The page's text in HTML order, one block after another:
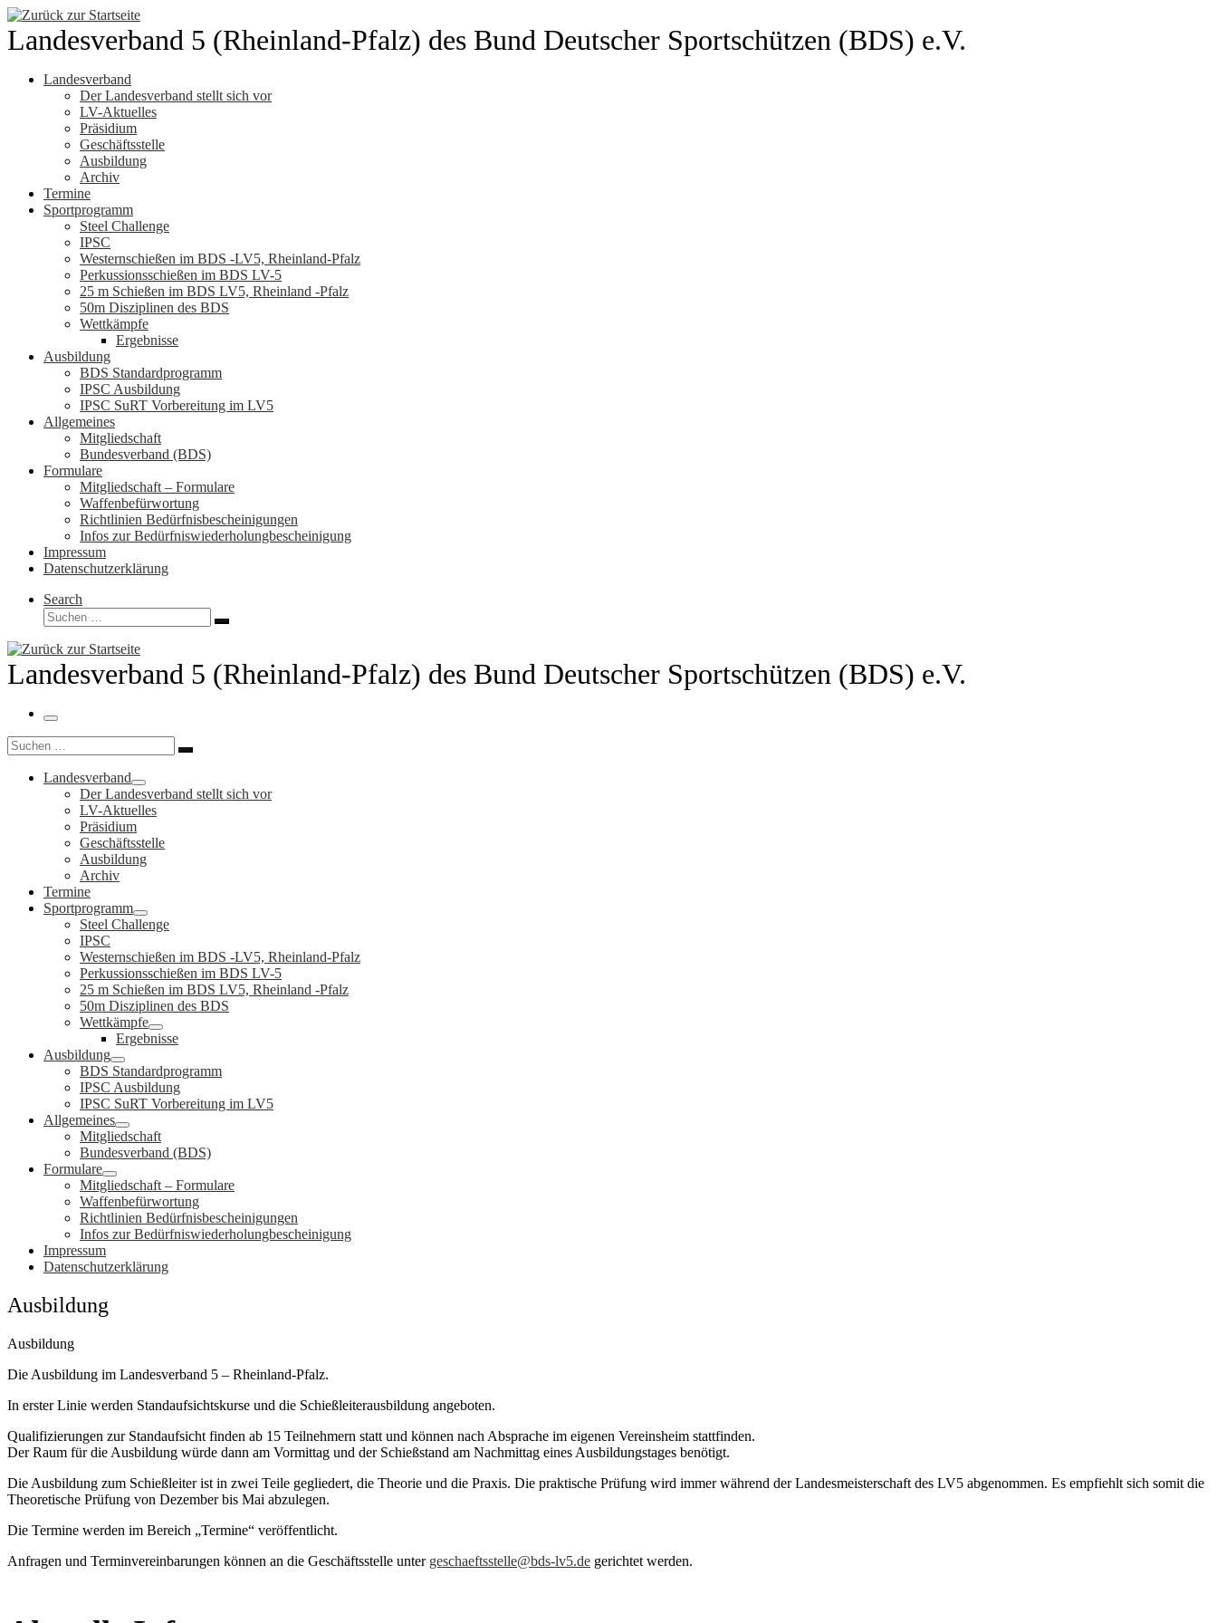
Zum
Inhalt
springen
Landesverband 5 (Rheinland-Pfalz) des Bund Deutscher Sportschützen (BDS) e.V.
Landesverband
Der Landesverband stellt sich vor
LV-Aktuelles
Präsidium
Geschäftsstelle
Ausbildung
Archiv
Termine
Sportprogramm
Steel Challenge
IPSC
Westernschießen im BDS -LV5, Rheinland-Pfalz
Perkussionsschießen im BDS LV-5
25 m Schießen im BDS LV5, Rheinland -Pfalz
50m Disziplinen des BDS
Wettkämpfe
Ergebnisse
Ausbildung
BDS Standardprogramm
IPSC Ausbildung
IPSC SuRT Vorbereitung im LV5
Allgemeines
Mitgliedschaft
Bundesverband (BDS)
Formulare
Mitgliedschaft – Formulare
Waffenbefürwortung
Richtlinien Bedürfnisbescheinigungen
Infos zur Bedürfniswiederholungbescheinigung
Impressum
Datenschutzerklärung
Search
Suche
Suchen …
Landesverband 5 (Rheinland-Pfalz) des Bund Deutscher Sportschützen (BDS) e.V.
Menü
Suche
Suchen …
Landesverband
Der Landesverband stellt sich vor
LV-Aktuelles
Präsidium
Geschäftsstelle
Ausbildung
Archiv
Termine
Sportprogramm
Steel Challenge
IPSC
Westernschießen im BDS -LV5, Rheinland-Pfalz
Perkussionsschießen im BDS LV-5
25 m Schießen im BDS LV5, Rheinland -Pfalz
50m Disziplinen des BDS
Wettkämpfe
Ergebnisse
Ausbildung
BDS Standardprogramm
IPSC Ausbildung
IPSC SuRT Vorbereitung im LV5
Allgemeines
Mitgliedschaft
Bundesverband (BDS)
Formulare
Mitgliedschaft – Formulare
Waffenbefürwortung
Richtlinien Bedürfnisbescheinigungen
Infos zur Bedürfniswiederholungbescheinigung
Impressum
Datenschutzerklärung
Ausbildung
Ausbildung
Die Ausbildung im Landesverband 5 – Rheinland-Pfalz.
In erster Linie werden Standaufsichtskurse und die Schießleiterausbildung angeboten.
Qualifizierungen zur Standaufsicht finden ab 15 Teilnehmern statt und können nach Absprache im eigenen Vereinsheim stattfinden.
Der Raum für die Ausbildung würde dann am Vormittag und der Schießstand am Nachmittag eines Ausbildungstages benötigt.
Die Ausbildung zum Schießleiter ist in zwei Teile gegliedert, die Theorie und die Praxis. Die praktische Prüfung wird immer während der Landesmeisterschaft des LV5 abgenommen. Es empfiehlt sich somit die
Theoretische Prüfung von Dezember bis Mai abzulegen.
Die Termine werden im Bereich „Termine“ veröffentlicht.
Anfragen und Terminvereinbarungen können an die Geschäftsstelle unter geschaeftsstelle@bds-lv5.de gerichtet werden.